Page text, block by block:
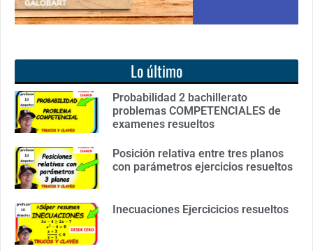
Lo último
Probabilidad 2 bachillerato
problemas COMPETENCIALES de
examenes resueltos
Posición relativa entre tres planos
con parámetros ejercicios resueltos
Inecuaciones Ejercicicios resueltos